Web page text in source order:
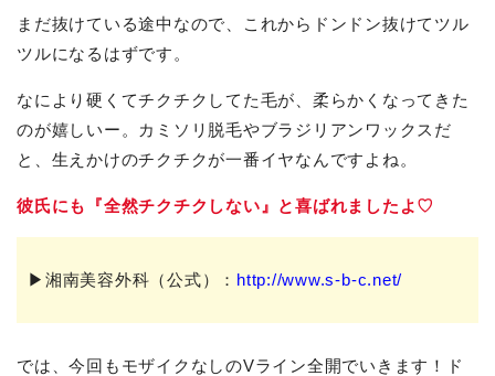
まだ抜けている途中なので、これからドンドン抜けてツル
ツルになるはずです。
なにより硬くてチクチクしてた毛が、柔らかくなってきた
のが嬉しいー。カミソリ脱毛やブラジリアンワックスだ
と、生えかけのチクチクが一番イヤなんですよね。
彼氏にも『全然チクチクしない』と喜ばれましたよ♡
▶湘南美容外科（公式）： http://www.s-b-c.net/
では、今回もモザイクなしのVライン全開でいきます！ド